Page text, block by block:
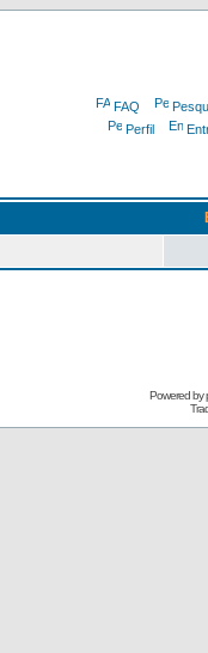
FAQ
Perfil
Powered by